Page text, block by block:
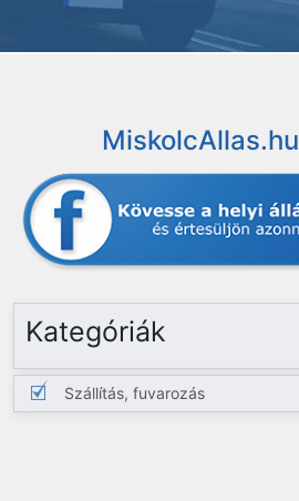
MiskolcAllas.hu
Kategóriák
Szállítás, fuvarozás